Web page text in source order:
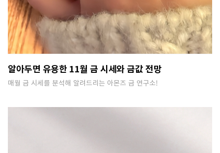
알아두면 유용한 11월 금 시세와 금값 전망
매월 금 시세를 분석해 알려드리는 아몬즈 금 연구소!